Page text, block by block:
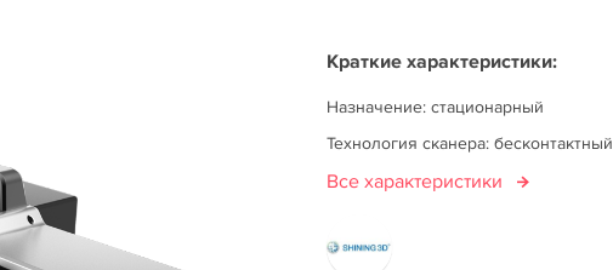
Краткие характеристики:
Назначение: стационарный
Технология сканера: бесконтактный
Все характеристики